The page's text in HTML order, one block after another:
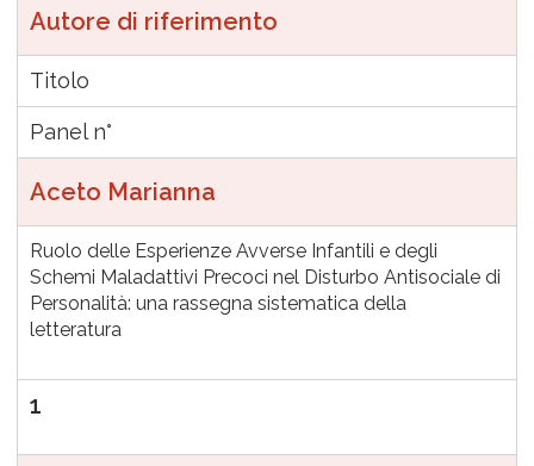
Autore di riferimento
Titolo
Panel n°
Aceto Marianna
Ruolo delle Esperienze Avverse Infantili e degli
Schemi Maladattivi Precoci nel Disturbo Antisociale di
Personalità: una rassegna sistematica della
letteratura
1